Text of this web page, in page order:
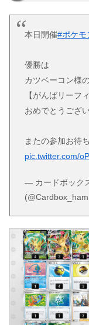
本日開催#ポケモ
優勝は
カツベーコン様
【がんばリーフ
おめでとうござ
またの参加お待
pic.twitter.com/
— カードボック